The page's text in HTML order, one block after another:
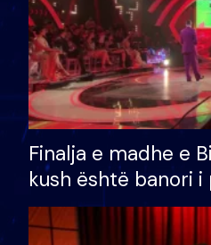
Finalja e madhe e
kush është banori i
shtëpinë dhe
të fituar çmimin e